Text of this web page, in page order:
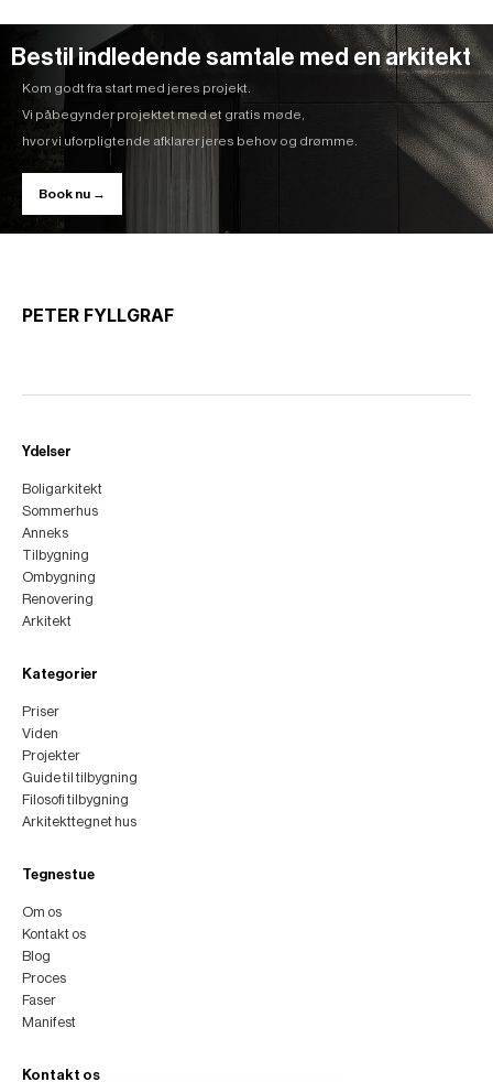
Bestil indledende samtale med en arkitekt
Kom godt fra start med jeres projekt.
Vi påbegynder projektet med et gratis møde,
hvor vi uforpligtende afklarer jeres behov og drømme.
Book nu →
PETER FYLLGRAF
Ydelser
Boligarkitekt
Sommerhus
Anneks
Tilbygning
Ombygning
Renovering
Arkitekt
Kategorier
Priser
Viden
Projekter
Guide til tilbygning
Filosofi tilbygning
Arkitekttegnet hus
Tegnestue
Om os
Kontakt os
Blog
Proces
Faser
Manifest
Kontakt os